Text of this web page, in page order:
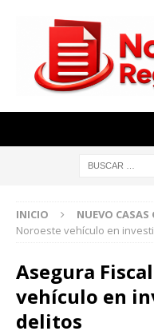
INICIO NUEVO CASAS
Noroeste vehículo en
Asegura
vehículo en
delitos